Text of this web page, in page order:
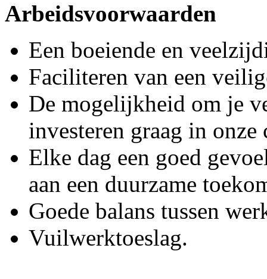
Arbeidsvoorwaarden
Een boeiende en
Faciliteren van een
De mogelijkheid om je
investeren graag in onze
Elke dag een goed
aan een duurzame
Goede balans tussen
Vuilwerktoeslag.